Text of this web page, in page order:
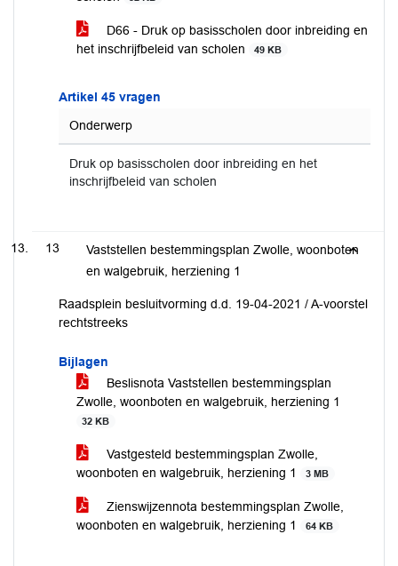
D66 - Druk op basisscholen door inbreiding en
het inschrijfbeleid van scholen
49 KB
Artikel 45 vragen
Onderwerp
Druk op basisscholen door inbreiding en het
inschrijfbeleid van scholen
13
Vaststellen bestemmingsplan Zwolle, woonboten
en walgebruik, herziening 1
Raadsplein besluitvorming d.d. 19-04-2021 / A-voorstel
rechtstreeks
Bijlagen
Beslisnota Vaststellen bestemmingsplan
Zwolle, woonboten en walgebruik, herziening 1
32 KB
Vastgesteld bestemmingsplan Zwolle,
woonboten en walgebruik, herziening 1
3 MB
Zienswijzennota bestemmingsplan Zwolle,
woonboten en walgebruik, herziening 1
64 KB